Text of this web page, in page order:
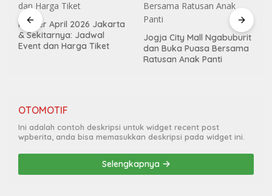
Konser April 2026 Jakarta
& Sekitarnya: Jadwal
Event dan Harga Tiket
Jogja City Mall Ngabuburit
dan Buka Puasa Bersama
Ratusan Anak Panti
OTOMOTIF
Ini adalah contoh deskripsi untuk widget recent post
wpberita, anda bisa memasukkan deskripsi pada widget ini.
Selengkapnya